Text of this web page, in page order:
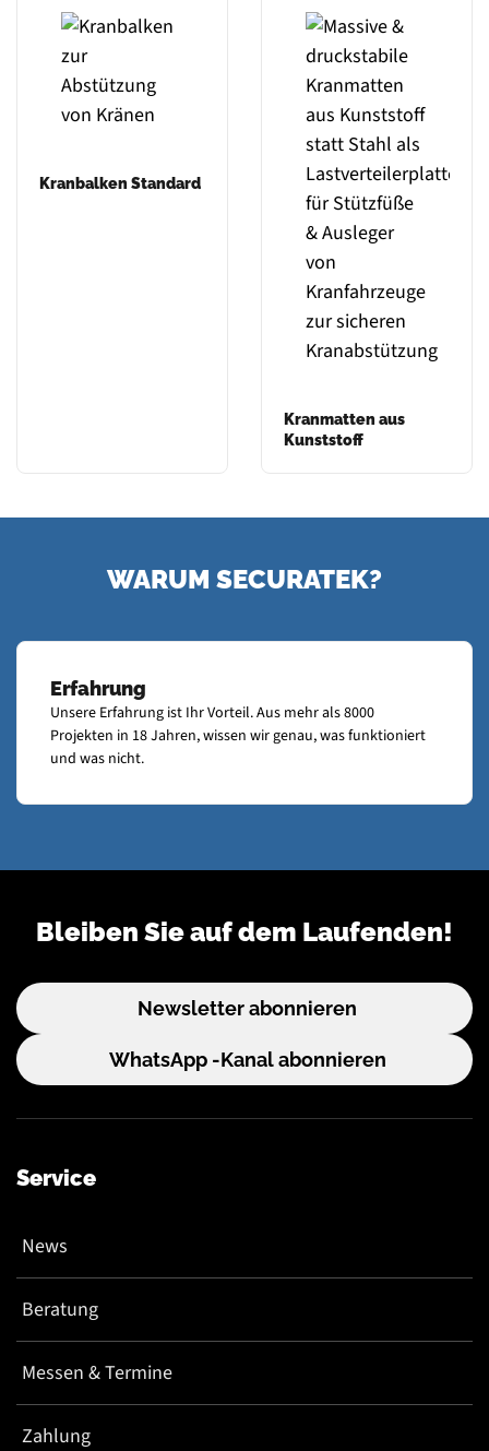
Kranbalken Standard
Kranmatten aus
Kunststoff
WARUM SECURATEK?
Erfahrung
Unsere Erfahrung ist Ihr Vorteil. Aus mehr als 8000
Projekten in 18 Jahren, wissen wir genau, was funktioniert
und was nicht.
Bleiben Sie auf dem Laufenden!
Newsletter abonnieren
WhatsApp -Kanal abonnieren
Service
News
Beratung
Messen & Termine
Zahlung